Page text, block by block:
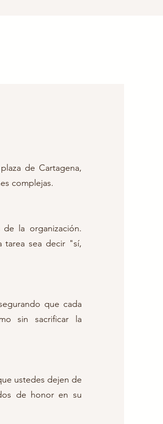
de Cartagena,
complejas.
la organización.
tarea sea decir "sí,
que cada
sin sacrificar la
ustedes dejen de
de honor en su